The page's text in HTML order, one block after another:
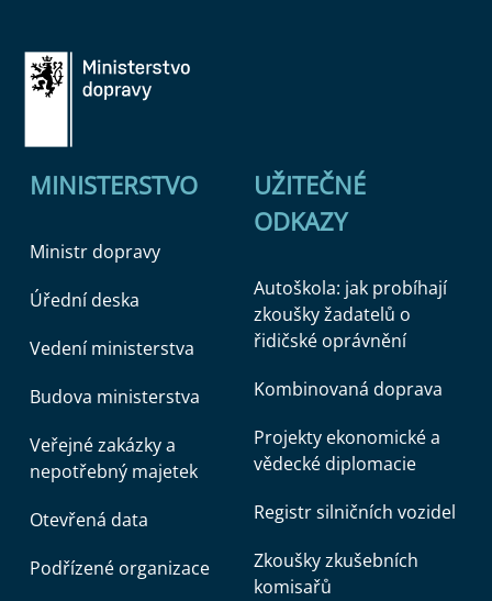
MINISTERSTVO
Ministr dopravy
Úřední deska
Vedení ministerstva
Budova ministerstva
Veřejné zakázky a
nepotřebný majetek
Otevřená data
Podřízené organizace
UŽITEČNÉ
ODKAZY
Autoškola: jak probíhají
zkoušky žadatelů o
řidičské oprávnění
Kombinovaná doprava
Projekty ekonomické a
vědecké diplomacie
Registr silničních vozidel
Zkoušky zkušebních
komisařů